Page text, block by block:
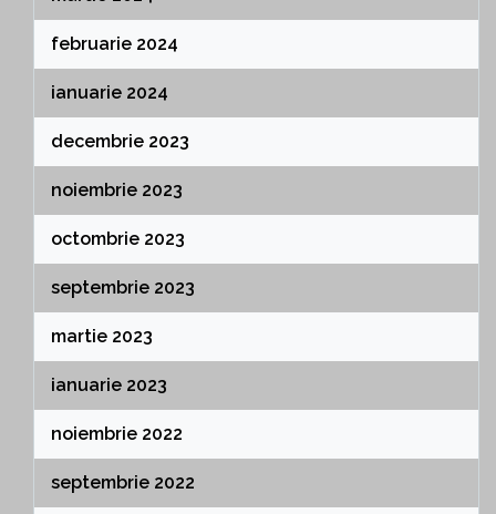
februarie 2024
ianuarie 2024
decembrie 2023
noiembrie 2023
octombrie 2023
septembrie 2023
martie 2023
ianuarie 2023
noiembrie 2022
septembrie 2022